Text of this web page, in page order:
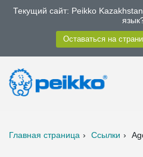
Текущий сайт: Peikko
Главная страница Ссылки